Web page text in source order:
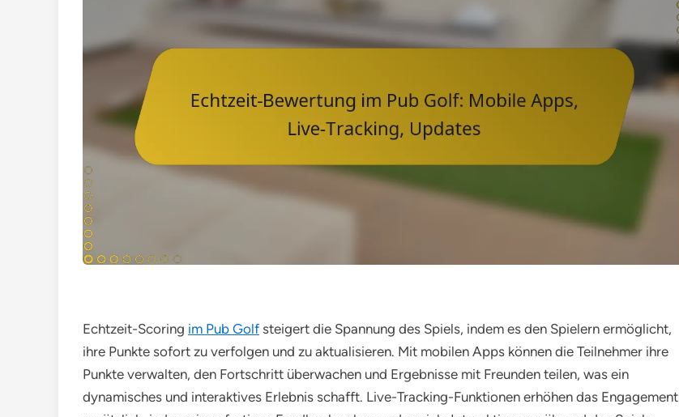
Echtzeit-Scoring im Pub Golf steigert die Spannung des Spiels, indem es den Spielern ermöglicht,
ihre Punkte sofort zu verfolgen und zu aktualisieren. Mit mobilen Apps können die Teilnehmer ihre
Punkte verwalten, den Fortschritt überwachen und Ergebnisse mit Freunden teilen, was ein
dynamisches und interaktives Erlebnis schafft. Live-Tracking-Funktionen erhöhen das Engagement